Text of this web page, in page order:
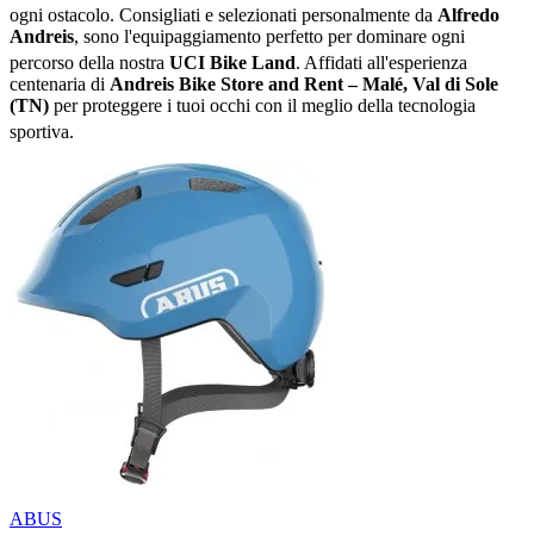
ogni ostacolo. Consigliati e selezionati personalmente da Alfredo
Andreis, sono l'equipaggiamento perfetto per dominare ogni
percorso della nostra UCI Bike Land. Affidati all'esperienza
centenaria di Andreis Bike Store and Rent – Malé, Val di Sole
(TN) per proteggere i tuoi occhi con il meglio della tecnologia
sportiva.
ABUS